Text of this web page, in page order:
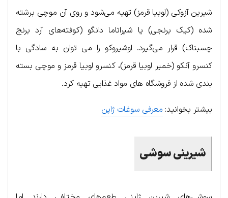
شیرین آزوکی (لوبیا قرمز) تهیه می‌شود و روی آن موچی برشته
شده (کیک برنجی) یا شیراتاما دانگو (کوفته‌های آرد برنج
چسبناک) قرار می‌گیرد. اوشیروکو را می توان به سادگی با
کنسرو آنکو (خمیر لوبیا قرمز)، کنسرو لوبیا قرمز و موچی بسته
بندی شده از فروشگاه های مواد غذایی تهیه کرد.
بیشتر بخوانید: معرفی سوغات ژاپن
شیرینی سوشی